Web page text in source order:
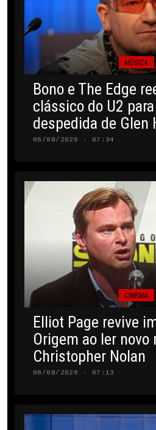
MÚSICA
Bono e The Edge
clássico do U2
despedida de Glen
06/08/2026 · 07:34
CINEMA
Elliot Page revive
Origem ao ler novo
Christopher Nolan
06/08/2026 · 07:13